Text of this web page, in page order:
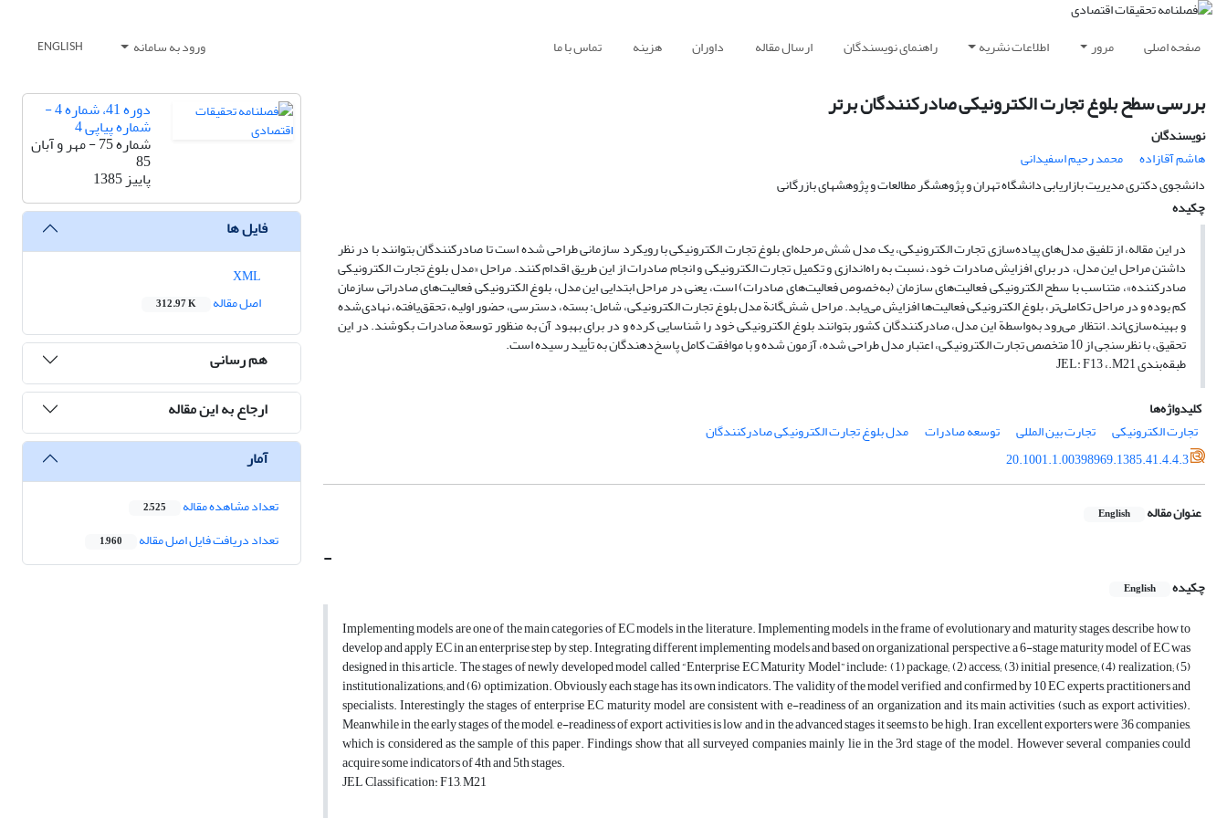
صفحه اصلی مرور اطلاعات نشریه راهنمای نویسندگان ارسال مقاله داوران هزینه تماس با ما ورود به سامانه ENGLISH
بررسی سطح بلوغ تجارت الکترونیکی صادرکنندگان برتر
نویسندگان
هاشم آقازاده
محمد رحیم اسفیدانی
دانشجوی دکتری مدیریت بازاریابی دانشگاه تهران و پژوهشگر مطالعات و پژوهشهای بازرگانی
چکیده
در این مقاله، از تلفیق مدل‌های پیاده‌سازی تجارت الکترونیکی، یک مدل شش مرحله‌ای بلوغ تجارت الکترونیکی با رویکرد سازمانی طراحی شده است تا صادرکنندگان بتوانند با در نظر
داشتن مراحل این مدل، در برای افزایش صادرات خود، نسبت به راه‌اندازی و تکمیل تجارت الکترونیکی و انجام صادرات از این طریق اقدام کنند. مراحل «مدل بلوغ تجارت الکترونیکی
صادرکننده»، متناسب با سطح الکترونیکی فعالیت‌های سازمان (به‌خصوص فعالیت‌های صادرات) است، یعنی در مراحل ابتدایی این مدل، بلوغ الکترونیکی فعالیت‌های صادراتی سازمان
کم بوده و در مراحل تکاملی‌تر، بلوغ الکترونیکی فعالیت‌ها افزایش می‌یابد. مراحل شش‌گانة مدل بلوغ تجارت الکترونیکی، شامل: بسته، دسترسی، حضور اولیه، تحقق‌یافته، نهادی‌شده
و بهینه‌سازی‌اند. انتظار می‌رود به‌واسطة این مدل، صادرکنندگان کشور بتوانند بلوغ الکترونیکی خود را شناسایی کرده و در برای بهبود آن به منظور توسعة صادرات بکوشند. در این
تحقیق، با نظرسنجی از 10 متخصص تجارت الکترونیکی، اعتبار مدل طراحی شده، آزمون شده و با موافقت کامل پاسخ‌دهندگان به تأیید رسیده است.
طبقه‌بندی JEL: F13 ،.M21
کلیدواژه‌ها
تجارت الکترونیکی‌
تجارت بین المللی توسعه صادرات‌
مدل بلوغ تجارت الکترونیکی صادرکنندگان
20.1001.1.00398969.1385.41.4.4.3
عنوان مقاله English
-
چکیده English
Implementing models are one of the main categories of EC models in the literature. Implementing models in the frame of evolutionary and maturity stages, describe how to
develop and apply EC in an enterprise step by step. Integrating different implementing models and based on organizational perspective, a 6-stage maturity model of EC was
designed in this article. The stages of newly developed model called “Enterprise EC Maturity Model” include: (1) package; (2) access; (3) initial presence; (4) realization; (5)
institutionalizations; and (6) optimization. Obviously each stage has its own indicators. The validity of the model verified and confirmed by 10 EC experts, practitioners and
specialists. Interestingly the stages of enterprise EC maturity model are consistent with e-readiness of an organization and its main activities (such as export activities).
Meanwhile in the early stages of the model, e-readiness of export activities is low and in the advanced stages it seems to be high. Iran excellent exporters were 36 companies,
which is considered as the sample of this paper. Findings show that all surveyed companies mainly lie in the 3rd stage of the model. However several companies could
acquire some indicators of 4th and 5th stages.
JEL Classification: F13, M21
دوره 41، شماره 4 -
شماره پیاپی 4
شماره 75 - مهر و آبان
85
پاییز 1385
فایل ها
اصل مقاله
312.97 K
هم رسانی
ارجاع به این مقاله
آمار
تعداد مشاهده مقاله 2,525
تعداد دریافت فایل اصل مقاله 1,960